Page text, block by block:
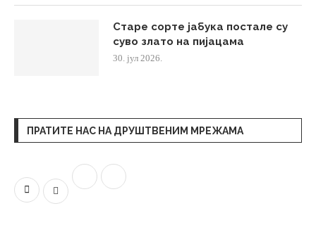
Старе сорте јабука постале су
суво злато на пијацама
30. јул 2026.
ПРАТИТЕ НАС НА ДРУШТВЕНИМ МРЕЖАМА